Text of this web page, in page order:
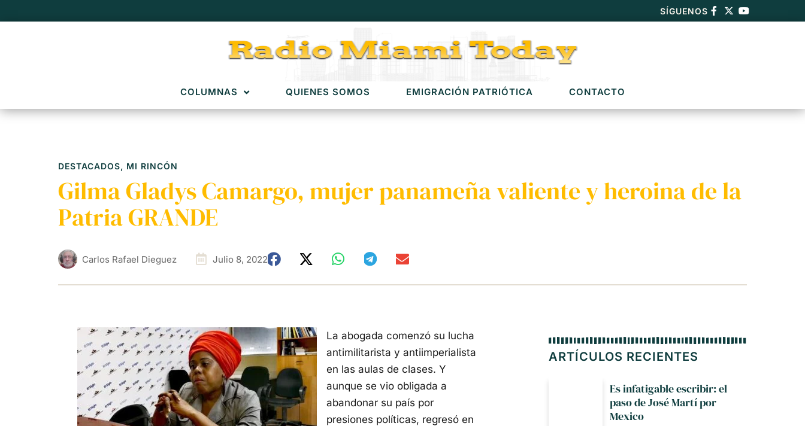
SÍGUENOS
COLUMNAS QUIENES SOMOS EMIGRACIÓN PATRIÓTICA CONTACTO
DESTACADOS, MI RINCÓN
Gilma Gladys Camargo, mujer panameña valiente y heroina de la
Patria GRANDE
Carlos Rafael Dieguez Julio 8, 2022
La abogada comenzó su lucha
antimilitarista y antiimperialista
en las aulas de clases. Y
aunque se vio obligada a
abandonar su país por
presiones políticas, regresó en
ARTÍCULOS RECIENTES
Es infatigable escribir: el
paso de José Martí por
Mexico